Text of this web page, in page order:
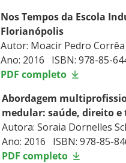
Nos Tempos da Escola
Florianópolis
Autor: Moacir Pedro Corrêa
Ano: 2016 ISBN: 978-85-
PDF completo
Abordagem
medular: saúde, direito e
Autora: Soraia Dornelles
Ano: 2016 ISBN: 978-85-
PDF completo